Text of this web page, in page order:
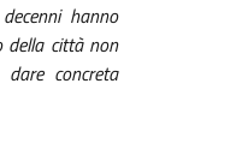
hanno
della città non
concreta